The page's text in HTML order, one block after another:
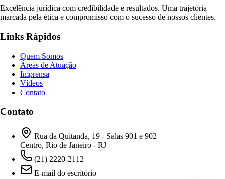
Excelência jurídica com credibilidade e resultados. Uma trajetória
marcada pela ética e compromisso com o sucesso de nossos clientes.
Links Rápidos
Quem Somos
Áreas de Atuação
Imprensa
Vídeos
Contato
Contato
Rua da Quitanda, 19 - Salas 901 e 902
Centro, Rio de Janeiro - RJ
(21) 2220-2112
E-mail do escritório
Para que possamos ajudá-lo, por favor, informe
como deseja falar com nossa equipe.
Prefiro ser respondido por: